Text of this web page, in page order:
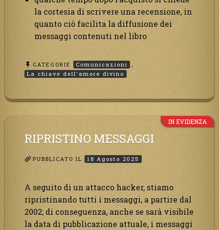
la cortesia di scrivere una recensione, in
quanto ciò facilita la diffusione dei
messaggi contenuti nel libro
CATEGORIE Comunicazioni
La chiave dell'amore divino
IN EVIDENZA
RIPRISTINO MESSAGGI
PUBBLICATO IL 18 Agosto 2025
A seguito di un attacco hacker, stiamo
ripristinando tutti i messaggi, a partire dal
2002; di conseguenza, anche se sarà visibile
la data di pubblicazione attuale, i messaggi